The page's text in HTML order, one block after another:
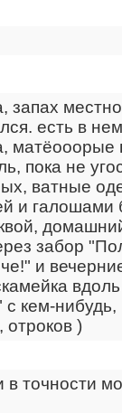
запах
есть в
матёооорые
пока не
ватные
и галошами
забор
и
с кем-
)
точности